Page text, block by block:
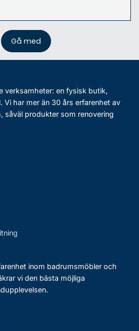
verksamheter: en fysisk butik,
Vi har mer än 30 års erfarenhet av
såväl produkter som renovering
inom badrumsmöbler och
vi den bästa möjliga